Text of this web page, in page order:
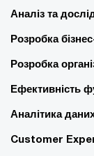
Аналіз та
Розробка
Розробка
Ефективність
Аналітика
Customer